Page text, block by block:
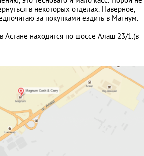
в некоторых отделах. Наверное,
за покупками ездить в Магнум.
Астане находится по шоссе Алаш 23/1.(в